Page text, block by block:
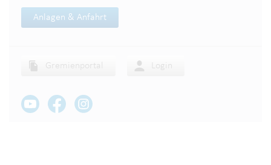
Anlagen & Anfahrt
Gremienportal Login